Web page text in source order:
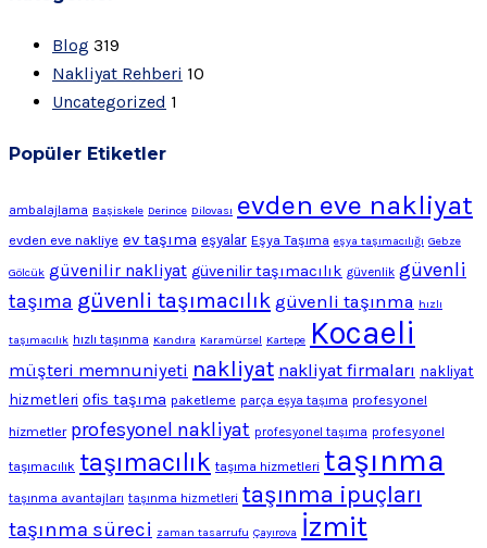
Blog 319
Nakliyat Rehberi 10
Uncategorized 1
Popüler Etiketler
ambalajlama Başiskele Derince Dilovası evden eve nakliyat
evden eve nakliye ev taşıma eşyalar Eşya Taşıma eşya taşımacılığı Gebze
Gölcük güvenilir nakliyat güvenilir taşımacılık güvenlik güvenli
taşıma güvenli taşımacılık güvenli taşınma hızlı
taşımacılık hızlı taşınma Kandıra Karamürsel Kartepe Kocaeli
müşteri memnuniyeti nakliyat nakliyat firmaları nakliyat
hizmetleri ofis taşıma paketleme parça eşya taşıma profesyonel
hizmetler profesyonel nakliyat profesyonel taşıma profesyonel
taşımacılık taşımacılık taşıma hizmetleri taşınma
taşınma avantajları taşınma hizmetleri taşınma ipuçları
taşınma süreci zaman tasarrufu Çayırova İzmit